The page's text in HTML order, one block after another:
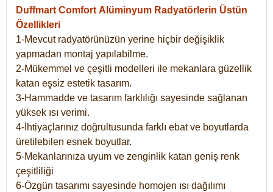
Duffmart Comfort Alüminyum Radyatörlerin Üstün
Özellikleri
1-Mevcut radyatörünüzün yerine hiçbir değişiklik
yapmadan montaj yapılabilme.
2-Mükemmel ve çeşitli modelleri ile mekanlara güzellik
katan eşsiz estetik tasarım.
3-Hammadde ve tasarım farklılığı sayesinde sağlanan
yüksek ısı verimi.
4-İhtiyaçlarınız doğrultusunda farklı ebat ve boyutlarda
üretilebilen esnek boyutlar.
5-Mekanlarınıza uyum ve zenginlik katan geniş renk
çeşitliliği
6-Özgün tasarımı sayesinde homojen ısı dağılımı